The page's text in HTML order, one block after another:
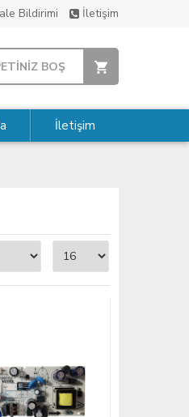
Bildirimi İletişim
BOŞ
İletişim